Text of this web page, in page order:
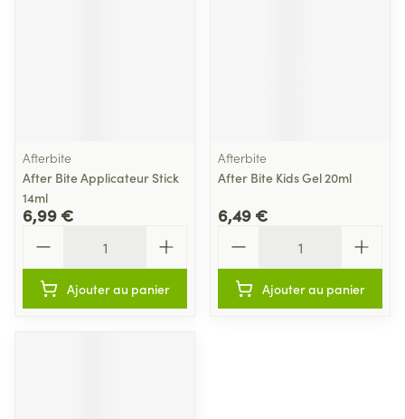
Afterbite
After Bite Applicateur Stick
14ml
6,99 €
Ajouter au panier
Afterbite
After Bite Kids Gel 20ml
6,49 €
Ajouter au panier